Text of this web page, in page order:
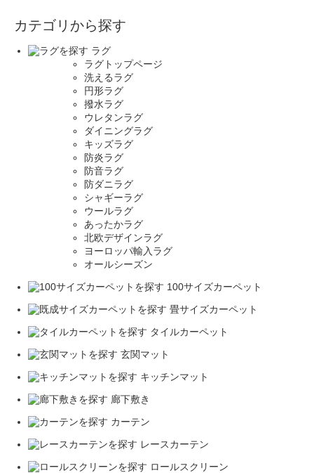
カテゴリから探す
ラグ
ラグトップページ
洗えるラグ
円形ラグ
撥水ラグ
ウレタンラグ
ダイニングラグ
キッズラグ
防炎ラグ
防音ラグ
防ダニラグ
シャギーラグ
ウールラグ
あったかラグ
北欧デザインラグ
ヨーロッパ輸入ラグ
オールシーズン
100サイズカーペット
畳サイズカーペット
タイルカーペット
玄関マット
キッチンマット
廊下敷き
カーテン
レースカーテン
ロールスクリーン